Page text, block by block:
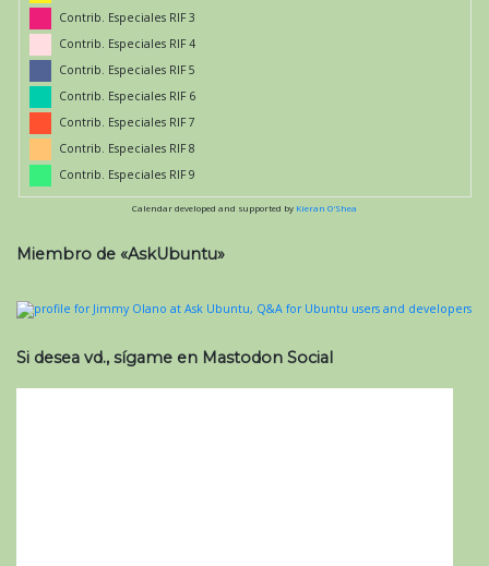
Contrib. Especiales RIF 3
Contrib. Especiales RIF 4
Contrib. Especiales RIF 5
Contrib. Especiales RIF 6
Contrib. Especiales RIF 7
Contrib. Especiales RIF 8
Contrib. Especiales RIF 9
Calendar developed and supported by Kieran O'Shea
Miembro de «AskUbuntu»
Si desea vd., sígame en Mastodon Social